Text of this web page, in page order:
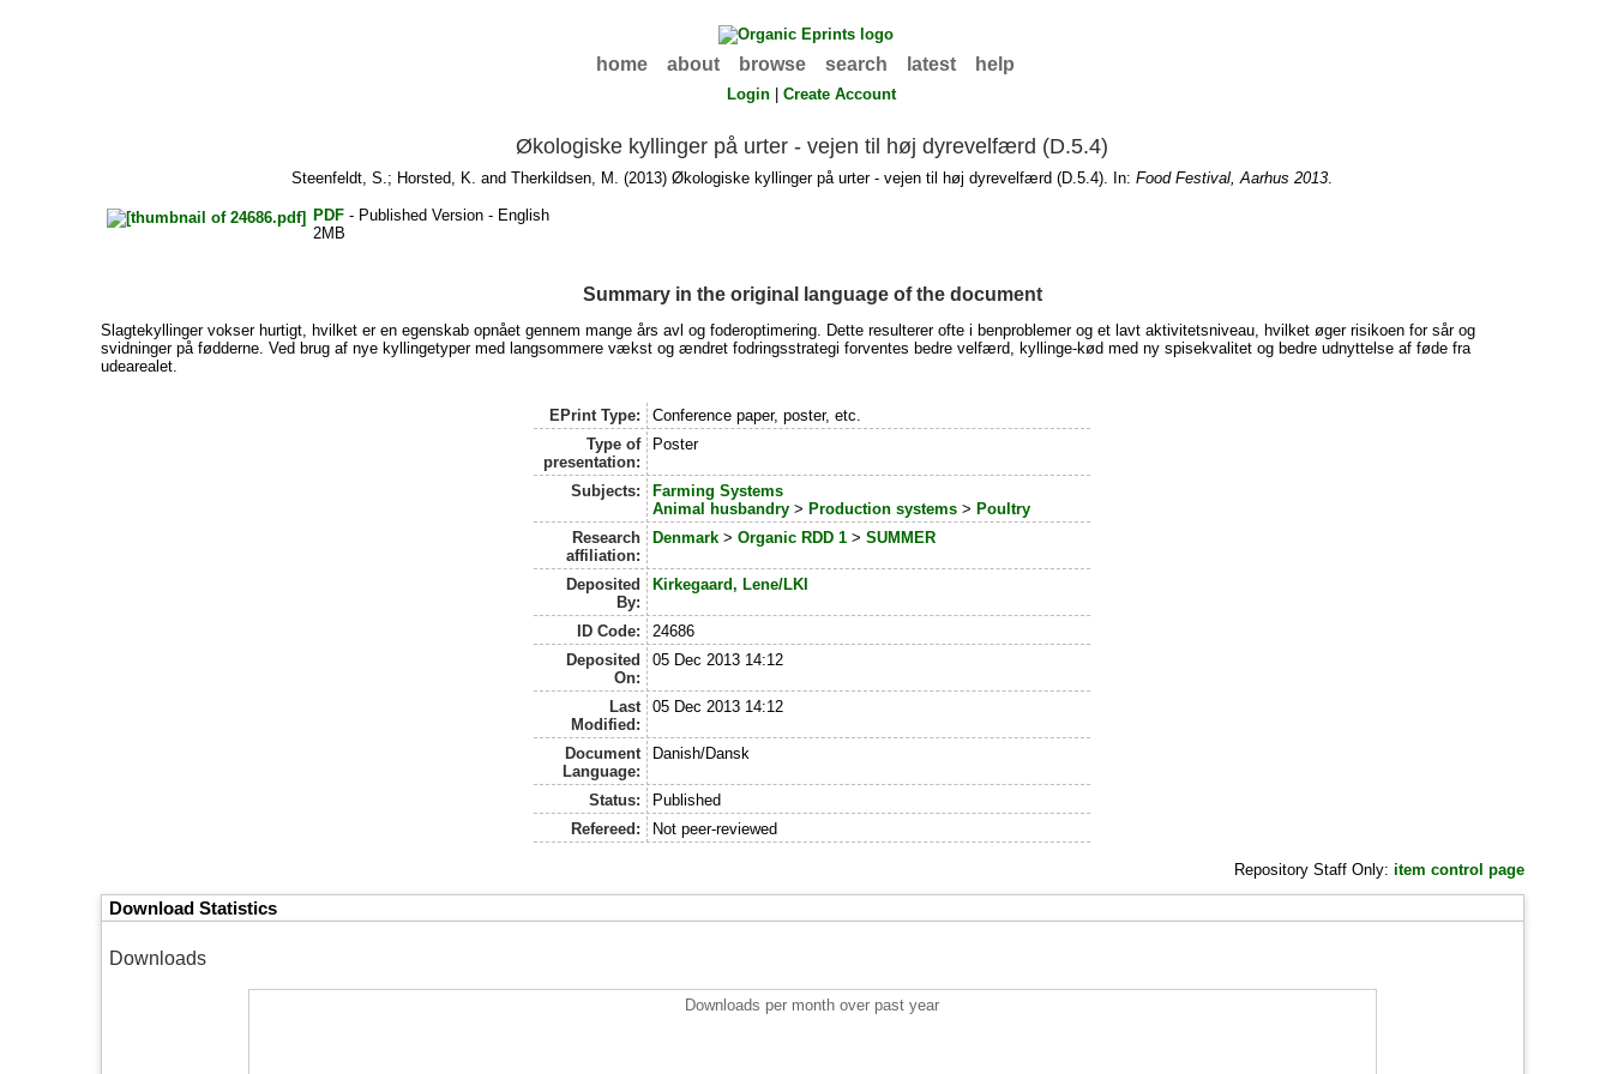
home about browse search latest help
Login |Create Account
Økologiske kyllinger på urter - vejen til høj dyrevelfærd (D.5.4)
Steenfeldt, S.; Horsted, K. andTherkildsen, M. (2013) Økologiske kyllinger på urter - vejen til høj dyrevelfærd (D.5.4). In:Food Festival, Aarhus 2013.
PDF- Published Version - English
2MB
Summary in the original language of the document
Slagtekyllinger vokser hurtigt, hvilket er en egenskab opnået gennem mange års avl og foderoptimering. Dette resulterer ofte i benproblemer og et lavt aktivitetsniveau, hvilket øger risikoen for sår og
svidninger på fødderne. Ved brug af nye kyllingetyper med langsommere vækst og ændret fodringsstrategi forventes bedre velfærd, kyllinge-kød med ny spisekvalitet og bedre udnyttelse af føde fra
udearealet.
EPrint Type:
Conference paper, poster, etc.
Type of
presentation:
Poster
Subjects:
Farming Systems
Animal husbandry> Production systems> Poultry
Research
affiliation:
Denmark> Organic RDD 1> SUMMER
Deposited
By:
Kirkegaard, Lene/LKI
ID Code:
24686
Deposited
On:
05 Dec 2013 14:12
Last
Modified:
05 Dec 2013 14:12
Document
Language:
Danish/Dansk
Status:
Published
Refereed:
Not peer-reviewed
Repository Staff Only: item control page
Download Statistics
Downloads
Downloads per month over past year